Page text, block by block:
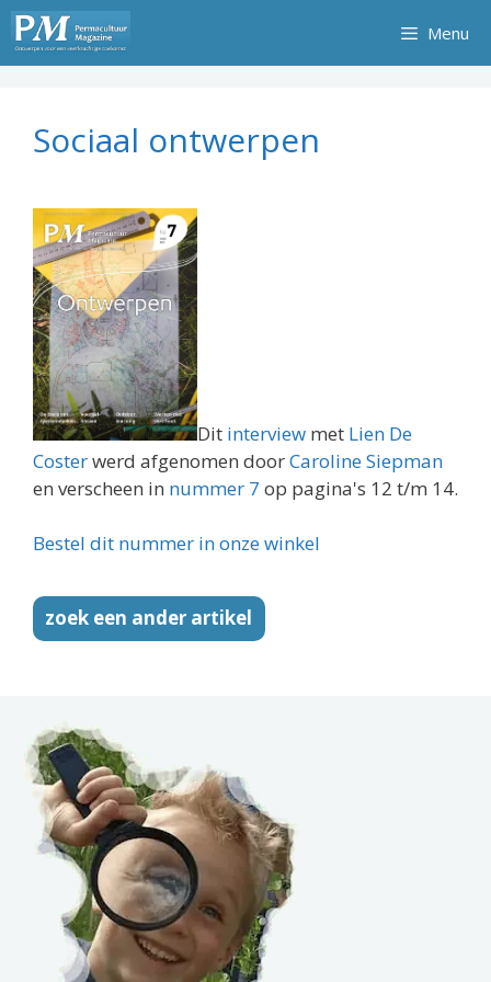
Ga
naar
de
Menu
Sociaal ontwerpen
Dit interview met Lien De
Costerwerd afgenomen doorCaroline Siepman
en verscheen in nummer 7 op pagina's 12 t/m 14.
Bestel dit nummer in onze winkel
zoek een ander artikel